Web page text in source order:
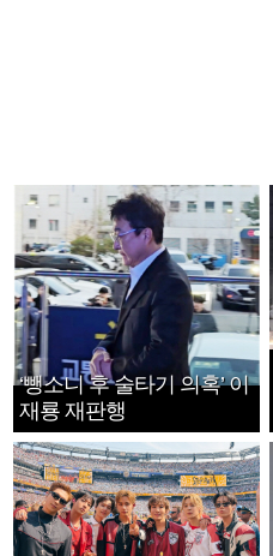
‘뺑소니 후 술타기 의혹’ 이
재룡 재판행